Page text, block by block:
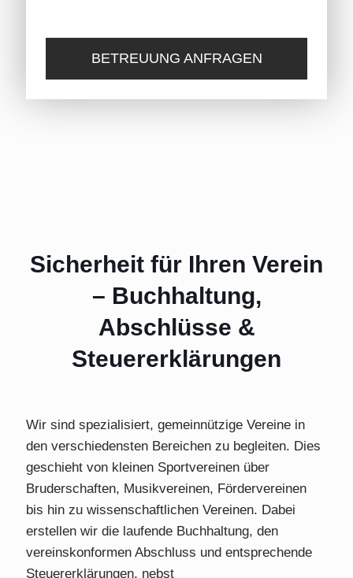
BETREUUNG ANFRAGEN
Sicherheit für Ihren Verein
– Buchhaltung,
Abschlüsse &
Steuererklärungen
Wir sind spezialisiert, gemeinnützige Vereine in
den verschiedensten Bereichen zu begleiten. Dies
geschieht von kleinen Sportvereinen über
Bruderschaften, Musikvereinen, Fördervereinen
bis hin zu wissenschaftlichen Vereinen. Dabei
erstellen wir die laufende Buchhaltung, den
vereinskonformen Abschluss und entsprechende
Steuererklärungen, nebst